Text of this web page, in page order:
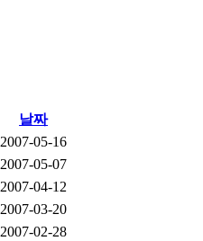
날짜
2007-05-16
2007-05-07
2007-04-12
2007-03-20
2007-02-28